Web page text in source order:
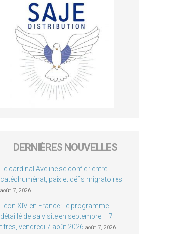
DERNIÈRES NOUVELLES
Le cardinal Aveline se confie : entre
catéchuménat, paix et défis migratoires
août 7, 2026
Léon XIV en France : le programme
détaillé de sa visite en septembre – 7
titres, vendredi 7 août 2026 août 7, 2026